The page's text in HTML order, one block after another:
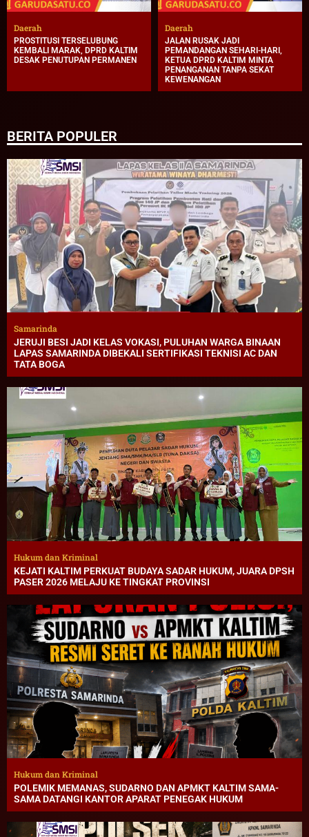
Daerah
PROSTITUSI TERSELUBUNG
KEMBALI MARAK, DPRD KALTIM
DESAK PENUTUPAN PERMANEN
Daerah
JALAN RUSAK JADI
PEMANDANGAN SEHARI-HARI,
KETUA DPRD KALTIM MINTA
PENANGANAN TANPA SEKAT
KEWENANGAN
BERITA POPULER
Samarinda
JERUJI BESI JADI KELAS VOKASI, PULUHAN WARGA BINAAN
LAPAS SAMARINDA DIBEKALI SERTIFIKASI TEKNISI AC DAN
TATA BOGA
Hukum dan Kriminal
KEJATI KALTIM PERKUAT BUDAYA SADAR HUKUM, JUARA DPSH
PASER 2026 MELAJU KE TINGKAT PROVINSI
Hukum dan Kriminal
POLEMIK MEMANAS, SUDARNO DAN APMKT KALTIM SAMA-
SAMA DATANGI KANTOR APARAT PENEGAK HUKUM